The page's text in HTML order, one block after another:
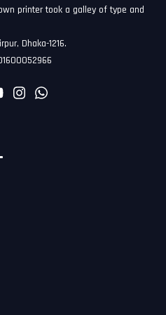
printer took a galley of type and
Dhaka-1216.